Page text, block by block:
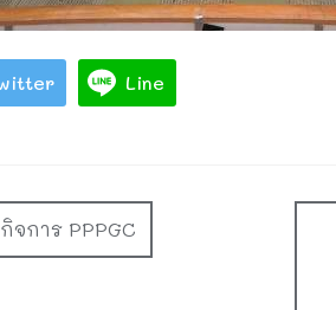
Line
จการ PPPGC